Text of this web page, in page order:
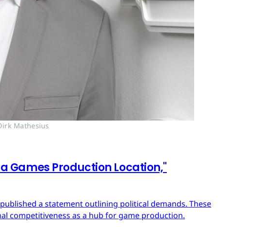
Mathesius
Games Production Location,"
a statement outlining political demands. These
competitiveness as a hub for game production.